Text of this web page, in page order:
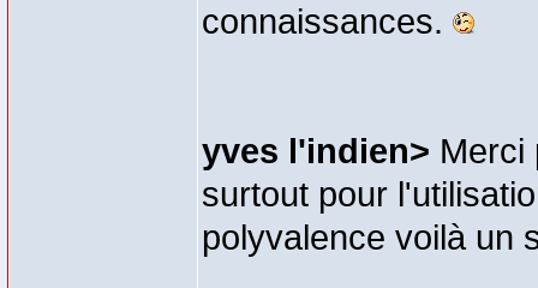
connaissances.
yves l'indien> Merci
surtout pour
polyvalence voilà un